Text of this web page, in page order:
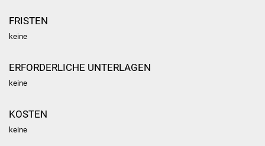
Ortsentwicklung
FRISTEN
keine
ERFORDERLICHE UNTERLAGEN
keine
KOSTEN
keine